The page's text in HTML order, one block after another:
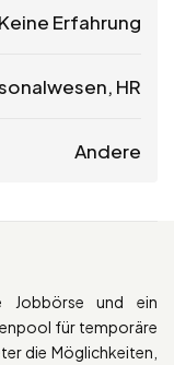
Keine Erfahrung
HR
Andere
Jobbörse und ein
für temporäre
die Möglichkeiten,